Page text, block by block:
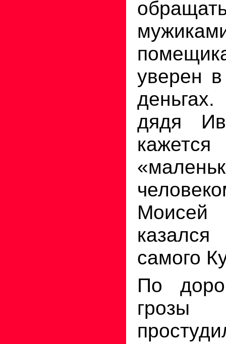
уверен
дядя
самого
По
грозы